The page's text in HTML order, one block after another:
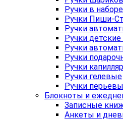
Ручки в наборе
Ручки Пиши-
Ручки
Ручки
Ручки
Ручки
Ручки
Ручки гелевые
Ручки
Блокноты и
Записные
Анкеты и